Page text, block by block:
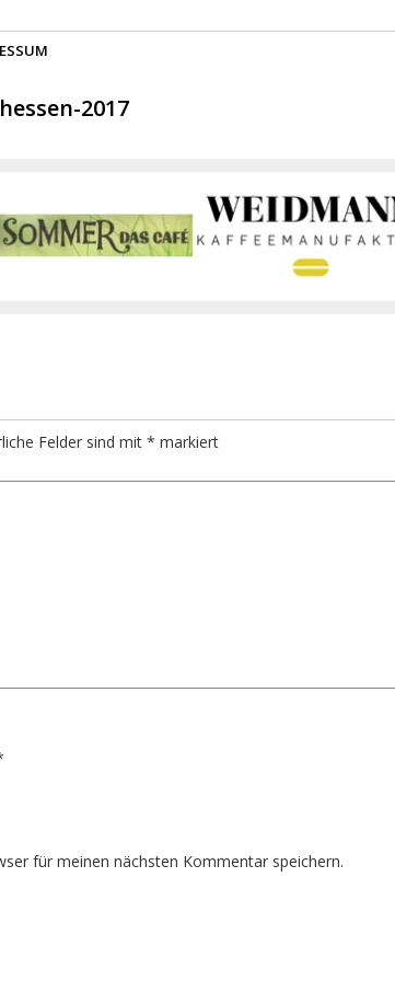
2017
Felder sind mit * markiert
für meinen nächsten Kommentar speichern.